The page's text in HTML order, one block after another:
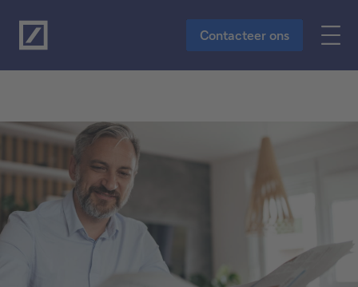
Naar de hoofdinhoud
Contacteer ons